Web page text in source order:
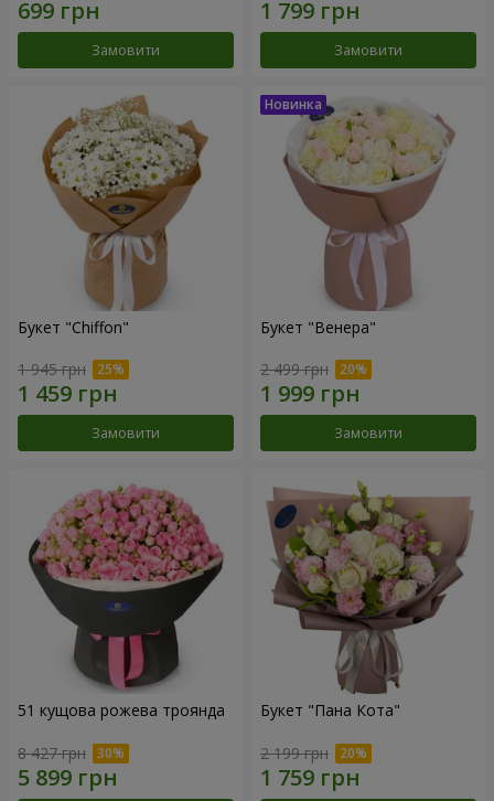
Замовити Замовити
Букет "Chiffon"
1 945 грн
Замовити
Букет "Венера"
2 499 грн
Замовити
51 кущова рожева троянда
8 427 грн
Букет "Пана Кота"
2 199 грн